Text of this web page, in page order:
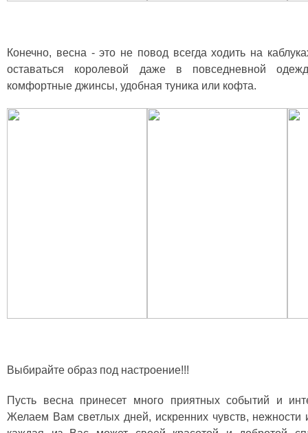
Конечно, весна - это не повод всегда ходить на
оставаться королевой даже в повседневной
комфортные джинсы, удобная туника или кофта.
Выбирайте образ под настроение!!!
Пусть весна принесет много приятных событий и
Желаем Вам светлых дней, искренних чувств, нежности